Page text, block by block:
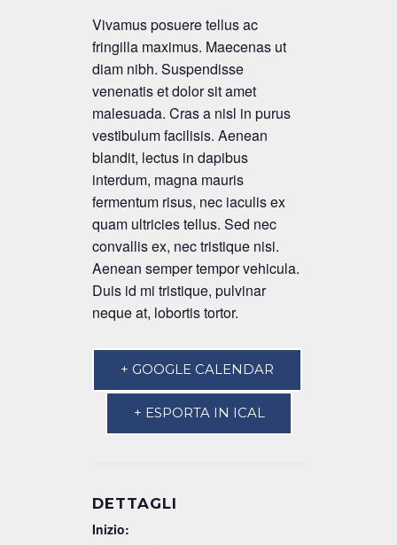
Vivamus posuere tellus ac
fringilla maximus. Maecenas ut
diam nibh. Suspendisse
venenatis et dolor sit amet
malesuada. Cras a nisl in purus
vestibulum facilisis. Aenean
blandit, lectus in dapibus
interdum, magna mauris
fermentum risus, nec iaculis ex
quam ultricies tellus. Sed nec
convallis ex, nec tristique nisi.
Aenean semper tempor vehicula.
Duis id mi tristique, pulvinar
neque at, lobortis tortor.
+ GOOGLE CALENDAR
+ ESPORTA IN ICAL
DETTAGLI
Inizio: